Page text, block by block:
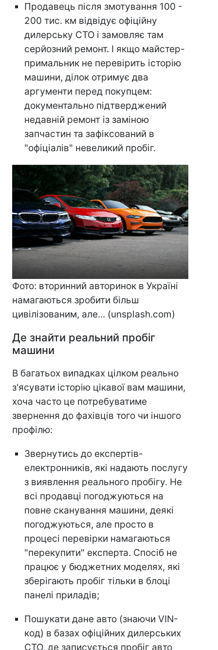
Продавець після змотування 100 -
200 тис. км відвідує офіційну
дилерську СТО і замовляє там
серйозний ремонт. І якщо майстер-
примальник не перевірить історію
машини, ділок отримує два
аргументи перед покупцем:
документально підтверджений
недавній ремонт із заміною
запчастин та зафіксований в
"офіціалів" невеликий пробіг.
Фото: вторинний авторинок в Україні
намагаються зробити більш
цивілізованим, але... (unsplash.com)
Де знайти реальний пробіг
машини
В багатьох випадках цілком реально
з'ясувати історію цікавої вам машини,
хоча часто це потребуватиме
звернення до фахівців того чи іншого
профілю:
Звернутись до експертів-
електронників, які надають послугу
з виявлення реального пробігу. Не
всі продавці погоджуються на
повне сканування машини, деякі
погоджуються, але просто в
процесі перевірки намагаються
"перекупити" експерта. Спосіб не
працює у бюджетних моделях, які
зберігають пробіг тільки в блоці
панелі приладів;
Пошукати дане авто (знаючи VIN-
код) в базах офіційних дилерських
СТО, де записується пробіг авто